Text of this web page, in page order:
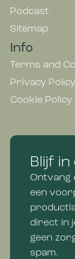
Podcast
Sitemap
Info
Terms and
Privacy Policy
Cookie Policy
Blijf
Ontvang
een
direct in
geen
spam.